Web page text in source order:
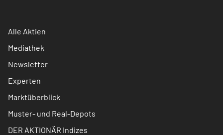
Alle Aktien
Mediathek
Newsletter
Experten
Marktüberblick
Muster- und Real-Depots
DER AKTIONÄR Indizes